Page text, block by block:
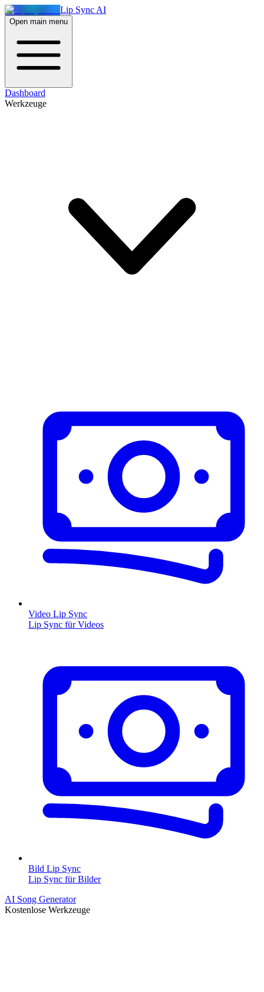
Lip Sync AI
Open main menu
Dashboard
Werkzeuge
Video Lip Sync
Lip Sync für Videos
Bild Lip Sync
Lip Sync für Bilder
AI Song Generator
Kostenlose Werkzeuge